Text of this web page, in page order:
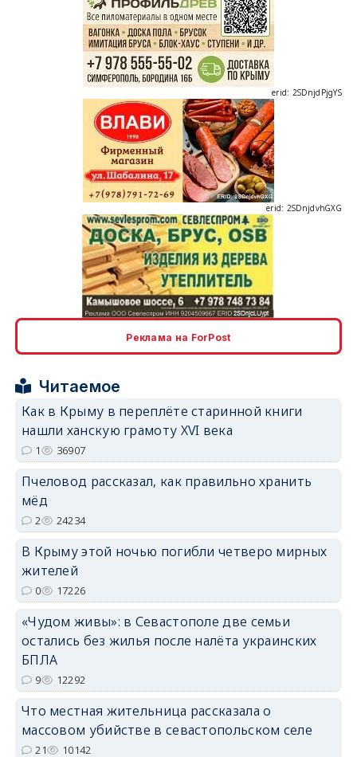
erid: 2SDnjdvhGXG
erid: 2SDnjcLUypt
Реклама на ForPost
Читаемое
Как в Крыму в переплёте старинной книги
нашли ханскую грамоту XVI века
1 36907
Пчеловод рассказал, как правильно хранить
мёд
2 24234
В Крыму этой ночью погибли четверо мирных
жителей
0 17226
«Чудом живы»: в Севастополе две семьи
остались без жилья после налёта украинских
БПЛА
9 12292
Что местная жительница рассказала о
массовом убийстве в севастопольском селе
21 10142